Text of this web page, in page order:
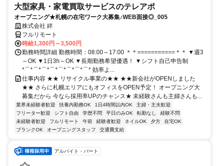
大型家具・家電買取サービスのテレアポ
オープニング★札幌の在宅ワーク大募集♪WEB面接◎_005
株式会社 絆
フルリモート
時給1,300円～3,500円
勤務時間詳細 勤務時間：08:00～17:00 ＊＊===========＊＊ ▼週3
～OK ▼1日3h～OK ▼長期勤務希望優遇！ ▼シフト自己申告制
*⌒*⌒*⌒*⌒*⌒*⌒*⌒*⌒* 効率よ...
仕事内容 ★★ リサイクル事業の★★ ★★新会社がOPENしました
★★ さらに札幌エリアにもオフィスをOPEN予定！ オープニング大
募集だから 今なら採用率UPのチャンス★ 未経験さんも主婦さんも...
業界未経験者歓迎 扶養内勤務OK 1日4時間以内OK
主婦・主夫歓迎
フリーター歓迎
シフト自由 学歴不問 平日のみOK 転勤なし
経験不問
未経験者歓迎
フルリモート 午前 経験者歓迎 ネイルOK 夕方
在宅OK
ブランクOK
オープニングスタッフ 交通費支給
アルバイト・パート